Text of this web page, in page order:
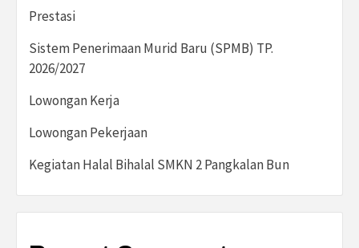
Prestasi
Sistem Penerimaan Murid Baru (SPMB) TP.
2026/2027
Lowongan Kerja
Lowongan Pekerjaan
Kegiatan Halal Bihalal SMKN 2 Pangkalan Bun